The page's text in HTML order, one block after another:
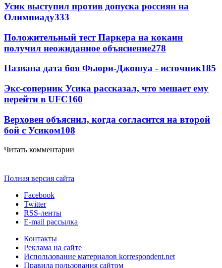
Усик выступил против допуска россиян на
Олимпиаду333
Положительный тест Паркера на кокаин
получил неожиданное объяснение278
Названа дата боя Фьюри-Джошуа - источник185
Экс-соперник Усика рассказал, что мешает ему
перейти в UFC160
Верховен объяснил, когда согласится на второй
бой с Усиком108
Читать комментарии
Полная версия сайта
Facebook
Twitter
RSS-ленты
E-mail рассылка
Контакты
Реклама на сайте
Использование материалов korrespondent.net
Правила пользования сайтом